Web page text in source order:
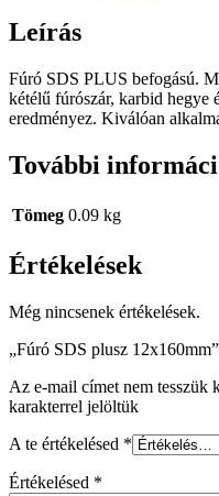
Leírás
Fúró SDS PLUS befogású.
kétélű fúrószár, karbid hegye
eredményez. Kiválóan
További
Tömeg 0.09 kg
Értékelések
Még nincsenek értékelések.
„Fúró SDS plusz
Az e-mail címet nem tesszük
karakterrel jelöltük
A te értékelésed *
Értékelésed *